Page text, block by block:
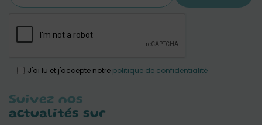
J'ai lu et j'accepte notre politique de confidentialité
Suivez nos
actualités sur